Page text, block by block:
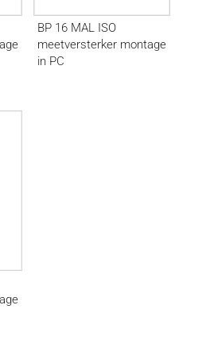
BP 16 MAL ISO
meetversterker montage
in PC